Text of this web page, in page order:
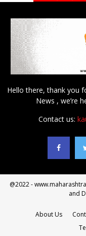
Hello there, thank you
News , we’re
Contact us:
@2022 -
and
About Us